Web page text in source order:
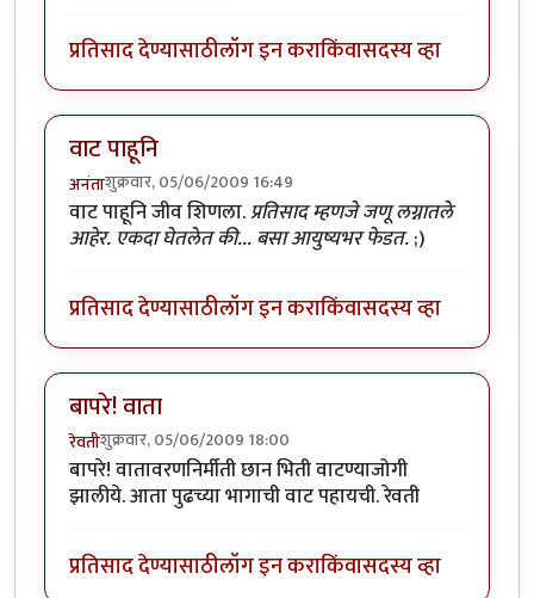
प्रतिसाद देण्यासाठीलॉग इन कराकिंवासदस्य व्हा
वाट पाहूनि
अनंताशुक्रवार, 05/06/2009 16:49
वाट पाहूनि जीव शिणला.प्रतिसाद म्हणजे जणू लग्नातले
आहेर. एकदा घेतलेत की... बसा आयुष्यभर फेडत.;)
प्रतिसाद देण्यासाठीलॉग इन कराकिंवासदस्य व्हा
बापरे! वाता
रेवतीशुक्रवार, 05/06/2009 18:00
बापरे! वातावरणनिर्मीती छान भिती वाटण्याजोगी
झालीये. आता पुढच्या भागाची वाट पहायची. रेवती
प्रतिसाद देण्यासाठीलॉग इन कराकिंवासदस्य व्हा